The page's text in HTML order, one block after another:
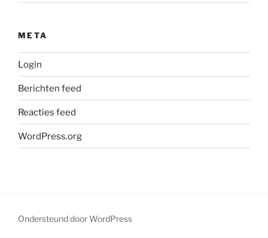
META
Login
Berichten feed
Reacties feed
WordPress.org
Ondersteund door WordPress